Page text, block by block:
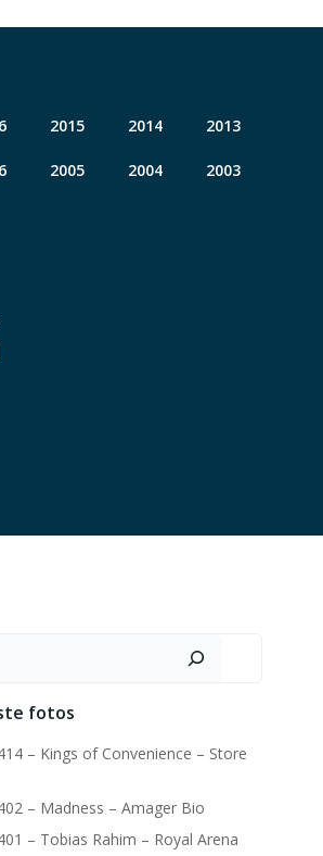
2015 2014 2013
2005 2004 2003
fotos
– Kings of Convenience – Store
– Madness – Amager Bio
– Tobias Rahim – Royal Arena